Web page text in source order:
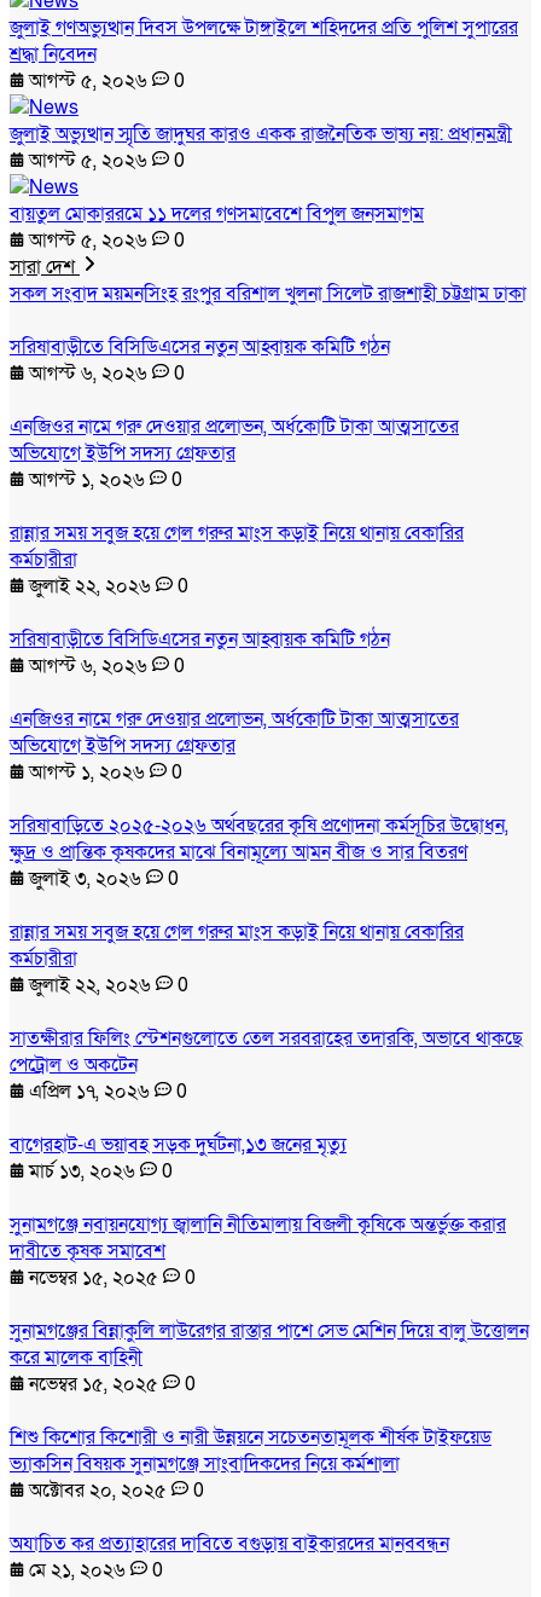
জুলাই গণঅভ্যুত্থান দিবস উপলক্ষে টাঙ্গাইলে শহিদদের প্রতি পুলিশ সুপারের
শ্রদ্ধা নিবেদন
আগস্ট ৫, ২০২৬
0
জুলাই অভ্যুত্থান স্মৃতি জাদুঘর কারও একক রাজনৈতিক ভাষ্য নয়: প্রধানমন্ত্রী
আগস্ট ৫, ২০২৬
0
বায়তুল মোকাররমে ১১ দলের গণসমাবেশে বিপুল জনসমাগম
আগস্ট ৫, ২০২৬
0
সারা দেশ
সকল সংবাদময়মনসিংহরংপুরবরিশালখুলনাসিলেটরাজশাহীচট্টগ্রামঢাকা
সরিষাবাড়ীতে বিসিডিএসের নতুন আহ্বায়ক কমিটি গঠন
আগস্ট ৬, ২০২৬
0
এনজিওর নামে গরু দেওয়ার প্রলোভন, অর্ধকোটি টাকা আত্মসাতের
অভিযোগে ইউপি সদস্য গ্রেফতার
আগস্ট ১, ২০২৬
0
রান্নার সময় সবুজ হয়ে গেল গরুর মাংস কড়াই নিয়ে থানায় বেকারির
কর্মচারীরা
জুলাই ২২, ২০২৬
0
সরিষাবাড়ীতে বিসিডিএসের নতুন আহ্বায়ক কমিটি গঠন
আগস্ট ৬, ২০২৬
0
এনজিওর নামে গরু দেওয়ার প্রলোভন, অর্ধকোটি টাকা আত্মসাতের
অভিযোগে ইউপি সদস্য গ্রেফতার
আগস্ট ১, ২০২৬
0
সরিষাবাড়িতে ২০২৫-২০২৬ অর্থবছরের কৃষি প্রণোদনা কর্মসূচির উদ্বোধন,
ক্ষুদ্র ও প্রান্তিক কৃষকদের মাঝে বিনামূল্যে আমন বীজ ও সার বিতরণ
জুলাই ৩, ২০২৬
0
রান্নার সময় সবুজ হয়ে গেল গরুর মাংস কড়াই নিয়ে থানায় বেকারির
কর্মচারীরা
জুলাই ২২, ২০২৬
0
সাতক্ষীরার ফিলিং স্টেশনগুলোতে তেল সরবরাহের তদারকি, অভাবে থাকছে
পেট্রোল ও অকটেন
এপ্রিল ১৭, ২০২৬
0
বাগেরহাট-এ ভয়াবহ সড়ক দুর্ঘটনা,১৩ জনের মৃত্যু
মার্চ ১৩, ২০২৬
0
সুনামগঞ্জে নবায়নযোগ্য জ্বালানি নীতিমালায় বিজলী কৃষিকে অন্তর্ভুক্ত করার
দাবীতে কৃষক সমাবেশ
নভেম্বর ১৫, ২০২৫
0
সুনামগঞ্জের বিন্নাকুলি লাউরেগর রাস্তার পাশে সেভ মেশিন দিয়ে বালু উত্তোলন
করে মালেক বাহিনী
নভেম্বর ১৫, ২০২৫
0
শিশু কিশোর কিশোরী ও নারী উন্নয়নে সচেতনতামূলক শীর্ষক টাইফয়েড
ভ্যাকসিন বিষয়ক সুনামগঞ্জে সাংবাদিকদের নিয়ে কর্মশালা
অক্টোবর ২০, ২০২৫
0
অযাচিত কর প্রত্যাহারের দাবিতে বগুড়ায় বাইকারদের মানববন্ধন
মে ২১, ২০২৬
0